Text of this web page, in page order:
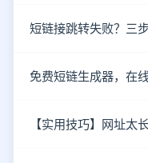
短链接跳转失败？三
免费短链生成器，在
【实用技巧】网址太